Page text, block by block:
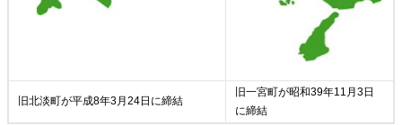
旧北淡町が平成8年3月24日に締結
旧一宮町が昭和39年11月3日
に締結